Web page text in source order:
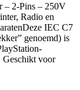
– 2-Pins – 250V
Radio en
IEC C7
genoemd) is
Geschikt voor